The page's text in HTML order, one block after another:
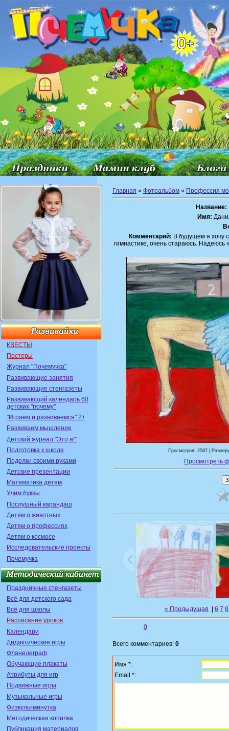
КВЕСТЫ
Постеры
Журнал "Почемучка"
Развивающие занятия
Развивающие стенгазеты
Развивающий календарь 60
детских "почему"
"Играем и развиваемся" 2+
Развиваем мышление
Детский журнал "Это я!"
Подготовка к школе
Поделки своими руками
Детские презентации
Математика детям
Учим буквы
Послушный карандаш
Детям о животных
Детям о профессиях
Детям о космосе
Исследовательские проекты
Почемучка
Праздничные стенгазеты
Всё для детского сада
Всё для школы
Расписание уроков
Календари
Дидактические игры
Фланелеграф
Обучающие плакаты
Атрибуты для игр
Подвижные игры
Музыкальные игры
Физкультминутка
Методическая копилка
Публикация материалов
Главная » Фотоальбом » Профессия
Название:
Имя:
Комментарий: В будущем я хочу
гимнастике, очень стараюсь.
Просмотров: 2587 |
Просмотреть
« Предыдущая 6 7 8
0
Всего комментариев: 0
Имя *:
Email *: